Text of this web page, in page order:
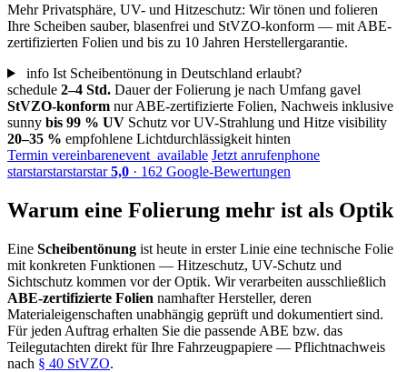
Mehr Privatsphäre, UV- und Hitzeschutz: Wir tönen und folieren
Ihre Scheiben sauber, blasenfrei und StVZO-konform — mit ABE-
zertifizierten Folien und bis zu 10 Jahren Herstellergarantie.
info Ist Scheibentönung in Deutschland erlaubt?
schedule 2–4 Std. Dauer der Folierung je nach Umfang gavel
StVZO-konform nur ABE-zertifizierte Folien, Nachweis inklusive
sunny bis 99 % UV Schutz vor UV-Strahlung und Hitze visibility
20–35 % empfohlene Lichtdurchlässigkeit hinten
Termin vereinbarenevent_available Jetzt anrufenphone
starstarstarstarstar 5,0 · 162 Google-Bewertungen
Warum eine Folierung mehr ist als Optik
Eine Scheibentönung ist heute in erster Linie eine technische Folie
mit konkreten Funktionen — Hitzeschutz, UV-Schutz und
Sichtschutz kommen vor der Optik. Wir verarbeiten ausschließlich
ABE-zertifizierte Folien namhafter Hersteller, deren
Materialeigenschaften unabhängig geprüft und dokumentiert sind.
Für jeden Auftrag erhalten Sie die passende ABE bzw. das
Teilegutachten direkt für Ihre Fahrzeugpapiere — Pflichtnachweis
nach § 40 StVZO.